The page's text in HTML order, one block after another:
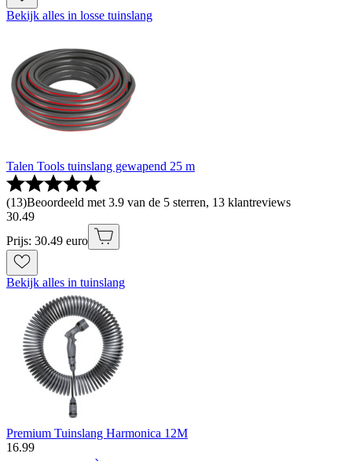
Bekijk alles in losse tuinslang
Talen Tools tuinslang gewapend 25 m
(13)Beoordeeld met 3.9 van de 5 sterren, 13 klantreviews
30.49
Prijs: 30.49 euro
Bekijk alles in tuinslang
Premium Tuinslang Harmonica 12M
16.99